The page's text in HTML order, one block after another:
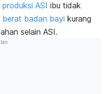
produksi ASI ibu tidak
berat badan bayi kurang
selain ASI.